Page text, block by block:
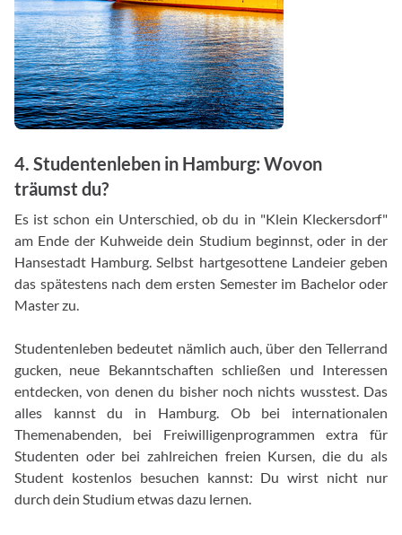
4. Studentenleben in Hamburg: Wovon
träumst du?
Es ist schon ein Unterschied, ob du in "Klein Kleckersdorf"
am Ende der Kuhweide dein Studium beginnst, oder in der
Hansestadt Hamburg. Selbst hartgesottene Landeier geben
das spätestens nach dem ersten Semester im Bachelor oder
Master zu.
Studentenleben bedeutet nämlich auch, über den Tellerrand
gucken, neue Bekanntschaften schließen und Interessen
entdecken, von denen du bisher noch nichts wusstest. Das
alles kannst du in Hamburg. Ob bei internationalen
Themenabenden, bei Freiwilligenprogrammen extra für
Studenten oder bei zahlreichen freien Kursen, die du als
Student kostenlos besuchen kannst: Du wirst nicht nur
durch dein Studium etwas dazu lernen.